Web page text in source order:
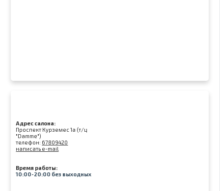
Адрес салона:
Проспект Курземес 1а (т/ц
"Damme")
телефон: 67809420
написать e-mail
Время работы:
10:00-20:00 без выходных